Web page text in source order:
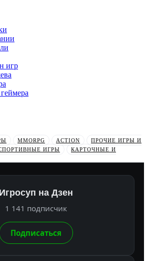
игр
MMORPG ACTION
ПРОЧИЕ ИГРЫ И
ИГРЫ
КАРТОЧНЫЕ И
Игросуп на Дзен
1 141 подписчик
Подписаться